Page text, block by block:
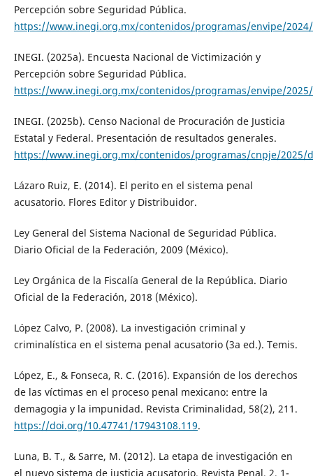
Percepción sobre Seguridad Pública.
https://www.inegi.org.mx/contenidos/programas/envipe/
INEGI. (2025a). Encuesta Nacional de Victimización y
Percepción sobre Seguridad Pública.
https://www.inegi.org.mx/contenidos/programas/envipe/
INEGI. (2025b). Censo Nacional de Procuración de Justicia
Estatal y Federal. Presentación de resultados generales.
https://www.inegi.org.mx/contenidos/programas/cnpje/2025/
Lázaro Ruiz, E. (2014). El perito en el sistema penal
acusatorio. Flores Editor y Distribuidor.
Ley General del Sistema Nacional de Seguridad Pública.
Diario Oficial de la Federación, 2009 (México).
Ley Orgánica de la Fiscalía General de la República. Diario
Oficial de la Federación, 2018 (México).
López Calvo, P. (2008). La investigación criminal y
criminalística en el sistema penal acusatorio (3a ed.). Temis.
López, E., & Fonseca, R. C. (2016). Expansión de los derechos
de las víctimas en el proceso penal mexicano: entre la
demagogia y la impunidad. Revista Criminalidad, 58(2), 211.
https://doi.org/10.47741/17943108.119.
Luna, B. T., & Sarre, M. (2012). La etapa de investigación en
el nuevo sistema de justicia acusatorio. Revista Penal, 2, 1-